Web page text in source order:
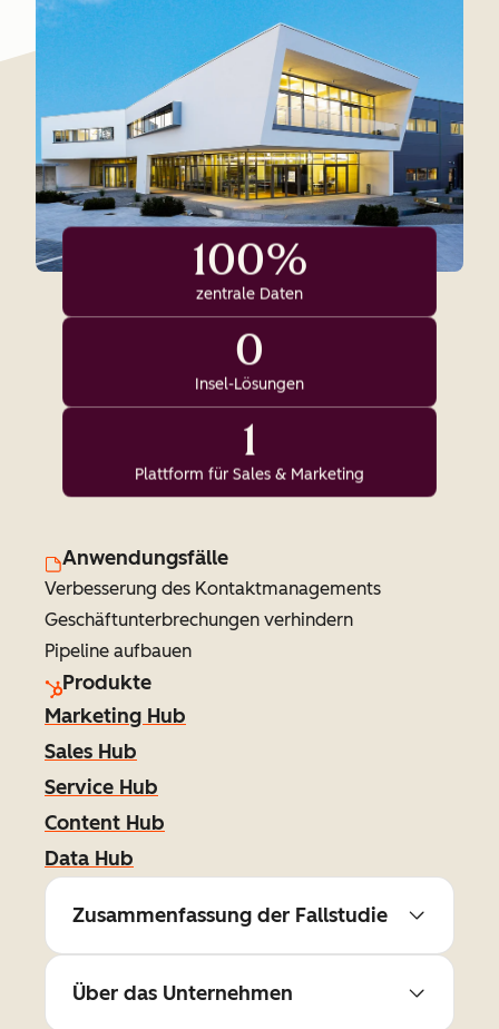
100%
zentrale Daten
0
Insel-Lösungen
1
Plattform für Sales & Marketing
Anwendungsfälle
Verbesserung des Kontaktmanagements
Geschäftunterbrechungen verhindern
Pipeline aufbauen
Produkte
Marketing Hub
Sales Hub
Service Hub
Content Hub
Data Hub
Zusammenfassung der Fallstudie
Über das Unternehmen